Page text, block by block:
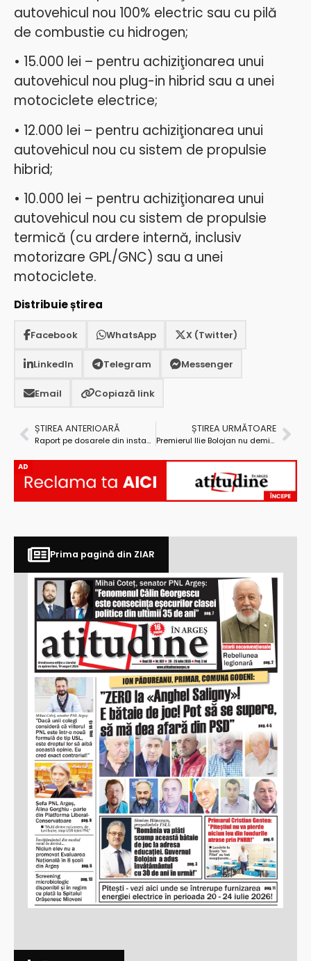
autovehicul nou 100% electric sau cu pilă
de combustie cu hidrogen;
• 15.000 lei – pentru achiziţionarea unui
autovehicul nou plug-in hibrid sau a unei
motociclete electrice;
• 12.000 lei – pentru achiziţionarea unui
autovehicul nou cu sistem de propulsie
hibrid;
• 10.000 lei – pentru achiziţionarea unui
autovehicul nou cu sistem de propulsie
termică (cu ardere internă, inclusiv
motorizare GPL/GNC) sau a unei
motociclete.
Distribuie știrea
Facebook WhatsApp X (Twitter)
LinkedIn Telegram Messenger
Email Copiază link
ȘTIREA ANTERIOARĂ
Raport pe dosarele din instanță mai vechi de opt ani
ȘTIREA URMĂTOARE
Premierul Ilie Bolojan nu demisionează!
AD
Prima pagină din ZIAR